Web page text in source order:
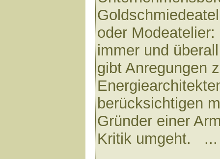
oder
immer und
gibt Anregungen
berücksichtigen
Gründer einer
Kritik umgeht.